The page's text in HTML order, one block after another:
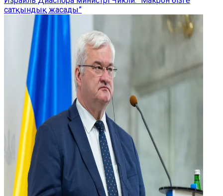
сатқындық жасады”